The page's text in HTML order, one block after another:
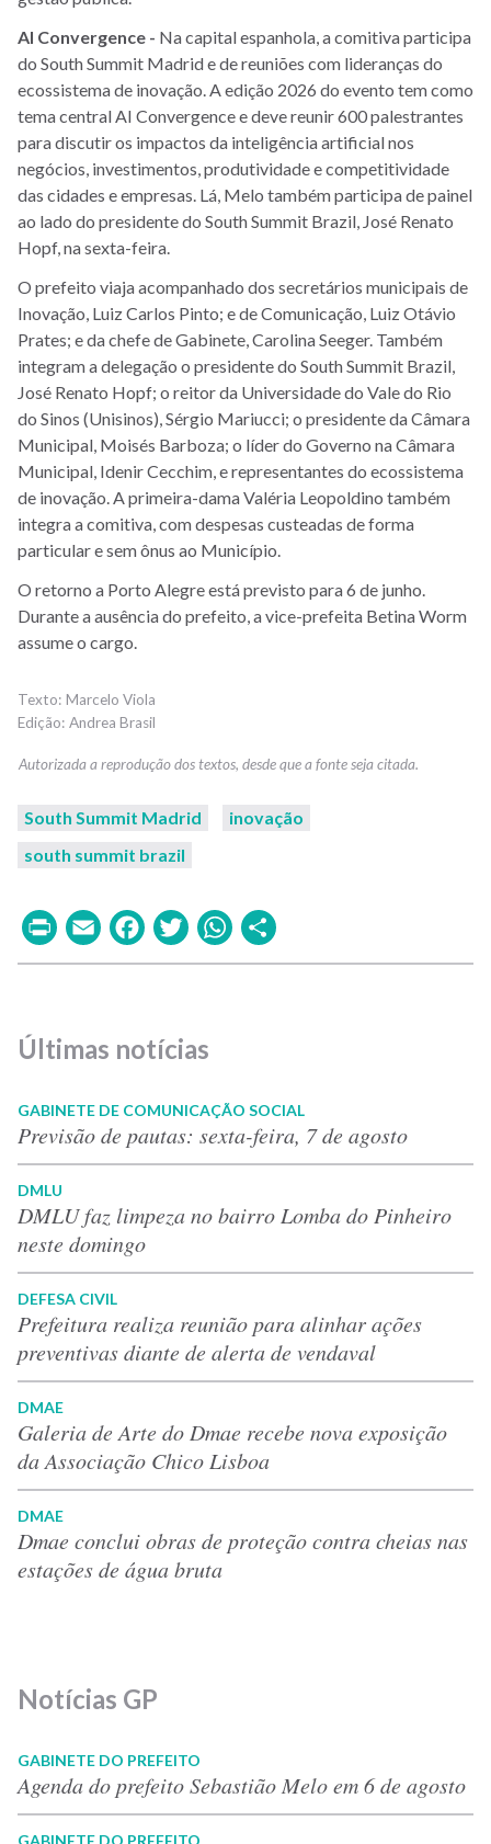
AI Convergence - Na capital espanhola, a comitiva participa
do South Summit Madrid e de reuniões com lideranças do
ecossistema de inovação. A edição 2026 do evento tem como
tema central AI Convergence e deve reunir 600 palestrantes
para discutir os impactos da inteligência artificial nos
negócios, investimentos, produtividade e competitividade
das cidades e empresas. Lá, Melo também participa de painel
ao lado do presidente do South Summit Brazil, José Renato
Hopf, na sexta-feira.
O prefeito viaja acompanhado dos secretários municipais de
Inovação, Luiz Carlos Pinto; e de Comunicação, Luiz Otávio
Prates; e da chefe de Gabinete, Carolina Seeger. Também
integram a delegação o presidente do South Summit Brazil,
José Renato Hopf; o reitor da Universidade do Vale do Rio
do Sinos (Unisinos), Sérgio Mariucci; o presidente da Câmara
Municipal, Moisés Barboza; o líder do Governo na Câmara
Municipal, Idenir Cecchim, e representantes do ecossistema
de inovação. A primeira-dama Valéria Leopoldino também
integra a comitiva, com despesas custeadas de forma
particular e sem ônus ao Município.
O retorno a Porto Alegre está previsto para 6 de junho.
Durante a ausência do prefeito, a vice-prefeita Betina Worm
assume o cargo.
Marcelo Viola
Andrea Brasil
South Summit Madrid
inovação
south summit brazil
PrintEmailFacebook
TwitterWhatsApp
Últimas notícias
GABINETE DE COMUNICAÇÃO SOCIAL
Previsão de pautas: sexta-feira, 7 de agosto
DMLU
DMLU faz limpeza no bairro Lomba do Pinheiro
neste domingo
DEFESA CIVIL
Prefeitura realiza reunião para alinhar ações
preventivas diante de alerta de vendaval
DMAE
Galeria de Arte do Dmae recebe nova exposição
da Associação Chico Lisboa
DMAE
Dmae conclui obras de proteção contra cheias nas
estações de água bruta
Notícias GP
GABINETE DO PREFEITO
Agenda do prefeito Sebastião Melo em 6 de agosto